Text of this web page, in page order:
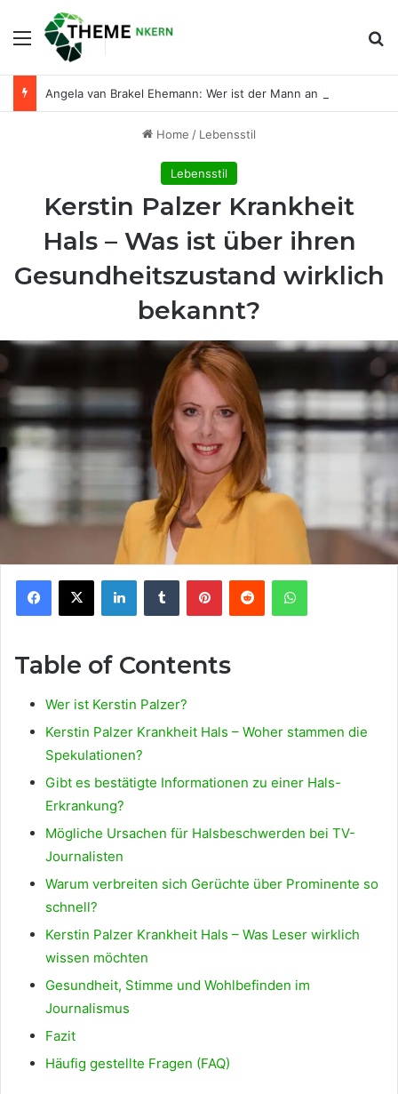
Menu
Home / Lebensstil
Lebensstil
Kerstin Palzer Krankheit
Hals – Was ist über ihren
Gesundheitszustand wirklich
bekannt?
Facebook
X LinkedInTumblr PinterestReddit WhatsApp
Table of Contents
Wer ist Kerstin Palzer?
Kerstin Palzer Krankheit Hals – Woher stammen die
Spekulationen?
Gibt es bestätigte Informationen zu einer Hals-
Erkrankung?
Mögliche Ursachen für Halsbeschwerden bei TV-
Journalisten
Warum verbreiten sich Gerüchte über Prominente so
schnell?
Kerstin Palzer Krankheit Hals – Was Leser wirklich
wissen möchten
Gesundheit, Stimme und Wohlbefinden im
Journalismus
Fazit
Häufig gestellte Fragen (FAQ)